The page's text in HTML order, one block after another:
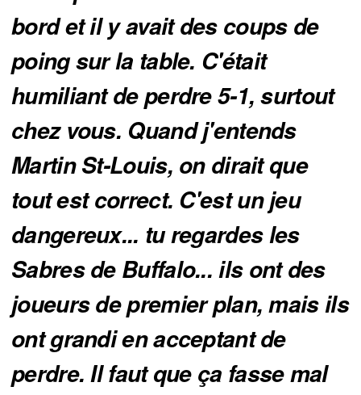
bord et il y avait des coups de
poing sur la table. C'était
humiliant de perdre 5-1, surtout
chez vous. Quand j'entends
Martin St-Louis, on dirait que
tout est correct. C'est un jeu
dangereux... tu regardes les
Sabres de Buffalo... ils ont des
joueurs de premier plan, mais ils
ont grandi en acceptant de
perdre. Il faut que ça fasse mal